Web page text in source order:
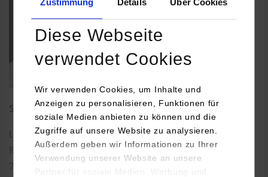
Diese Webseite
verwendet Cookies
Wir verwenden Cookies, um Inhalte und
Anzeigen zu personalisieren, Funktionen für
soziale Medien anbieten zu können und die
Zugriffe auf unsere Website zu analysieren.
Außerdem geben wir Informationen zu Ihrer
Verwendung unserer Website an unsere
Partner für soziale Medien, Werbung und
Studiengangsleiter Wirtschaftsingenieurwesen
Lerchenstraße 1
Raum: B5.12
70174
Stuttgart